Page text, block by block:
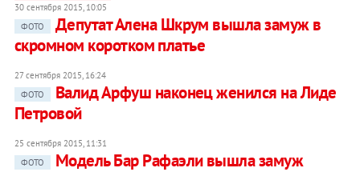
30 сентября 2015, 10:05
ФОТО
Депутат Алена Шкрум вышла замуж в
скромном коротком платье
27 сентября 2015, 16:24
ФОТО
Валид Арфуш наконец женился на Лиде
Петровой
25 сентября 2015, 11:31
ФОТО
Модель Бар Рафаэли вышла замуж